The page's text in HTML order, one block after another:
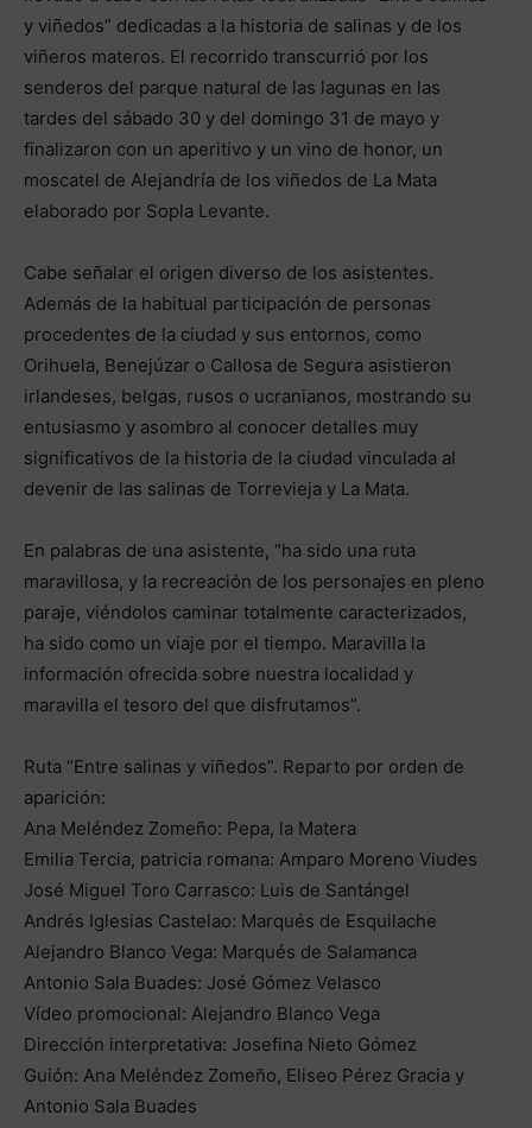
y viñedos” dedicadas a la historia de salinas y de los
viñeros materos. El recorrido transcurrió por los
senderos del parque natural de las lagunas en las
tardes del sábado 30 y del domingo 31 de mayo y
finalizaron con un aperitivo y un vino de honor, un
moscatel de Alejandría de los viñedos de La Mata
elaborado por Sopla Levante.
Cabe señalar el origen diverso de los asistentes.
Además de la habitual participación de personas
procedentes de la ciudad y sus entornos, como
Orihuela, Benejúzar o Callosa de Segura asistieron
irlandeses, belgas, rusos o ucranianos, mostrando su
entusiasmo y asombro al conocer detalles muy
significativos de la historia de la ciudad vinculada al
devenir de las salinas de Torrevieja y La Mata.
En palabras de una asistente, “ha sido una ruta
maravillosa, y la recreación de los personajes en pleno
paraje, viéndolos caminar totalmente caracterizados,
ha sido como un viaje por el tiempo. Maravilla la
información ofrecida sobre nuestra localidad y
maravilla el tesoro del que disfrutamos”.
Ruta “Entre salinas y viñedos”. Reparto por orden de
aparición:
Ana Meléndez Zomeño: Pepa, la Matera
Emilia Tercia, patricia romana: Amparo Moreno Viudes
José Miguel Toro Carrasco: Luis de Santángel
Andrés Iglesias Castelao: Marqués de Esquilache
Alejandro Blanco Vega: Marqués de Salamanca
Antonio Sala Buades: José Gómez Velasco
Vídeo promocional: Alejandro Blanco Vega
Dirección interpretativa: Josefina Nieto Gómez
Guión: Ana Meléndez Zomeño, Eliseo Pérez Gracia y
Antonio Sala Buades